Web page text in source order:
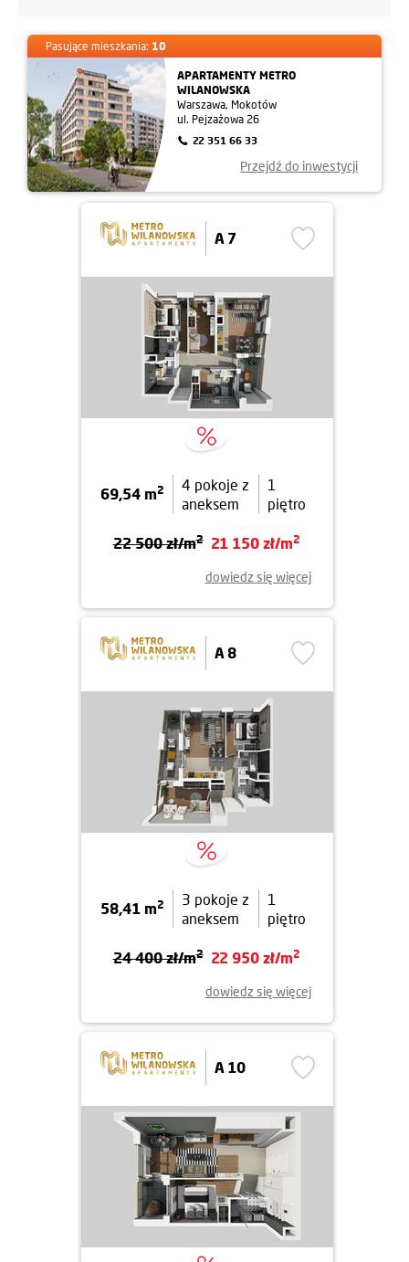
Pasujące mieszkania: 10
APARTAMENTY METRO
WILANOWSKA
Warszawa, Mokotów
ul. Pejzażowa 26
22 351 66 33
Przejdź do inwestycji
A 7
69,54 m2
4 pokoje z
aneksem
1
piętro
22 500 zł/m2 21 150 zł/m2
dowiedz się więcej
A 8
58,41 m2
3 pokoje z
aneksem
1
piętro
24 400 zł/m2 22 950 zł/m2
dowiedz się więcej
A 10